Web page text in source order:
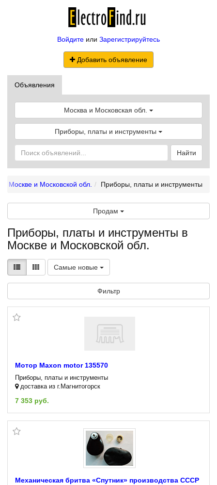
Войдите или Зарегистрируйтесь
Добавить объявление
Объявления
Москва и Московская обл.
Приборы, платы и инструменты
Найти
Москве и Московской обл. Приборы, платы и инструменты
Продам
Приборы, платы и инструменты в
Москве и Московской обл.
Самые новые
Фильтр
Мотор Maxon motor 135570
Приборы, платы и инструменты
доставка из г.Магнитогорск
7 353 руб.
Механическая бритва «Спутник» производства СССР